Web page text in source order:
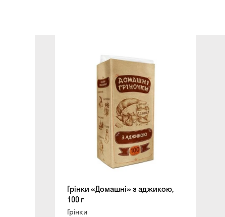
Грінки «Домашні» з аджикою,
100 г
Грінки